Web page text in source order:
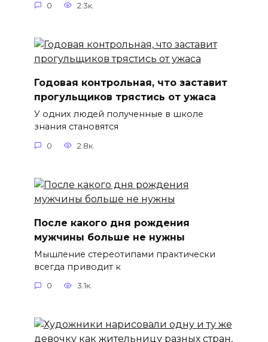
0 2.3к.
Годовая контрольная, что заставит
прогульщиков трястись от ужаса
У одних людей полученные в школе
знания становятся
0 2.8к.
После какого дня рождения
мужчины больше не нужны
Мышление стереотипами практически
всегда приводит к
0 3.1к.